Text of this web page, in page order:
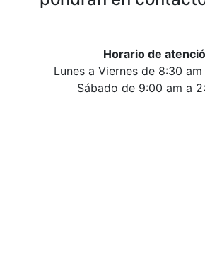
Horario de
Lunes a Viernes de 8:30
Sábado de 9:00 am a